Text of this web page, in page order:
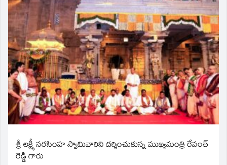
శ్రీ లక్ష్మీ నరసింహ స్వామివారిని దర్శించుకున్న ముఖ్యమంత్రి రేవంత్
రెడ్డి గారు